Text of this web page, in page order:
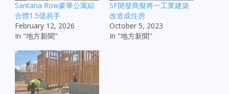
Santana Row豪華公寓綜
合體1.5億易手
February 12, 2026
In "地方新聞"
SF開發商擬將一工業建築
改造成住房
October 5, 2023
In "地方新聞"